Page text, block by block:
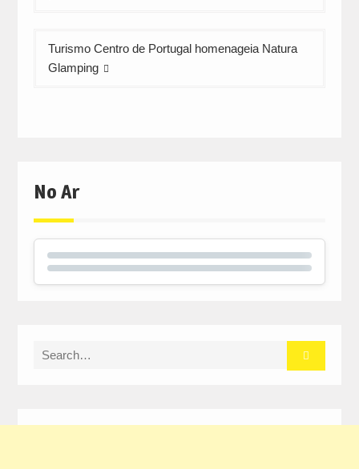
Turismo Centro de Portugal homenageia Natura
Glamping
No Ar
Search